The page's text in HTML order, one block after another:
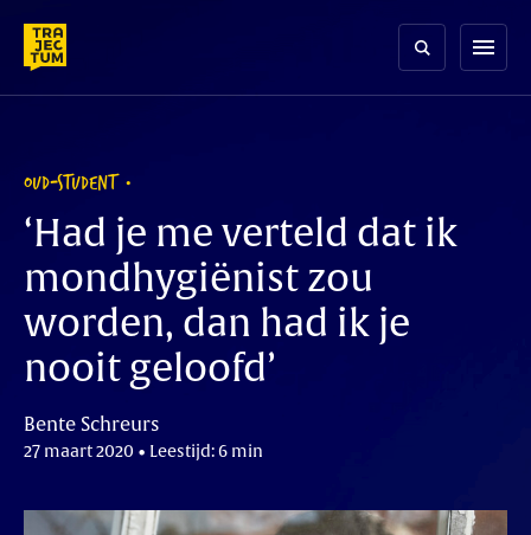
content
menu
OUD-STUDENT
‘Had je me verteld dat ik
mondhygiënist zou
worden, dan had ik je
nooit geloofd’
Bente Schreurs
27 maart 2020 • Leestijd: 6 min